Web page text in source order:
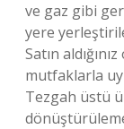
ve gaz gibi
yere
Satın
mutfaklarla
Tezgah üstü